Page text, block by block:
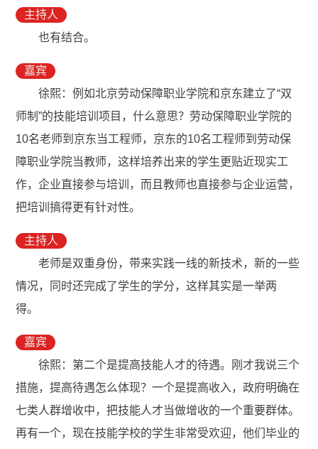
主持人
也有结合。
嘉宾
徐熙：例如北京劳动保障职业学院和京东建立了“双
师制”的技能培训项目，什么意思？劳动保障职业学院的
10名老师到京东当工程师，京东的10名工程师到劳动保
障职业学院当教师，这样培养出来的学生更贴近现实工
作，企业直接参与培训，而且教师也直接参与企业运营，
把培训搞得更有针对性。
主持人
老师是双重身份，带来实践一线的新技术，新的一些
情况，同时还完成了学生的学分，这样其实是一举两
得。
嘉宾
徐熙：第二个是提高技能人才的待遇。刚才我说三个
措施，提高待遇怎么体现？一个是提高收入，政府明确在
七类人群增收中，把技能人才当做增收的一个重要群体。
再有一个，现在技能学校的学生非常受欢迎，他们毕业的